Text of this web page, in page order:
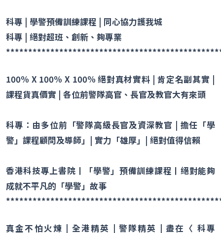
科專 | 學警預備訓練課程 | 同心協力護我城
科專 | 絕對超班、創新、夠專業
100% X 100% X 100%絕對真材實料 |肯定名副其實 |
課程貨真價實 | 各位前警隊高官、長官及教官大有來頭
科專：由多位前「警隊高級長官及資深教官 | 擔任「學
警」課程顧問及導師」 | 實力「雄厚」 | 絕對值得信賴
香港科技專上書院丨「學警」預備訓練課程丨絕對能夠
成就不平凡的「學警」故事
真金不怕火煉 | 全港精英 | 警隊精英 | 盡在〈 科專